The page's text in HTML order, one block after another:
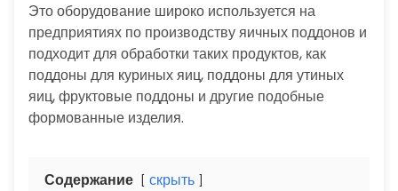
Это оборудование широко используется на
предприятиях по производству яичных поддонов и
подходит для обработки таких продуктов, как
поддоны для куриных яиц, поддоны для утиных
яиц, фруктовые поддоны и другие подобные
формованные изделия.
Содержание
скрыть